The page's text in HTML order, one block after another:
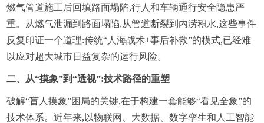
燃气管道施工后回填路面塌陷,行人和车辆通行安全隐患严
重。从燃气泄漏到路面塌陷,从管道断裂到内涝积水,这些事件
反复印证一个道理:传统“人海战术+事后补救”的模式,已经难
以应对超大城市日益复杂的运行风险。
二、从“摸象”到“透视”:技术路径的重塑
破解“盲人摸象”困局的关键,在于构建一套能够“看见全象”的
技术体系。近年来,以物联网、大数据、数字孪生和人工智能